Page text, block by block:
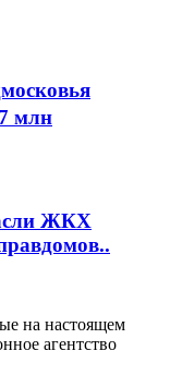
млн
ЖКХ
на настоящем
агентство